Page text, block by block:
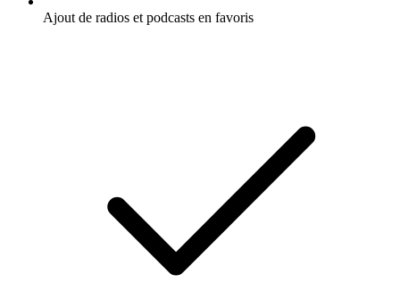
Ajout de radios et podcasts en favoris